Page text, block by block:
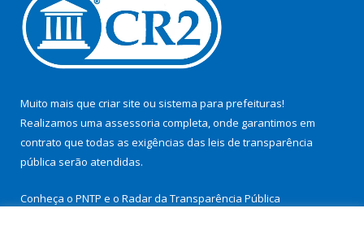
Muito mais que criar site ou sistema para prefeituras!
Realizamos uma assessoria completa, onde garantimos em
contrato que todas as exigências das leis de transparência
pública serão atendidas.
Conheça o PNTP e o Radar da Transparência Pública